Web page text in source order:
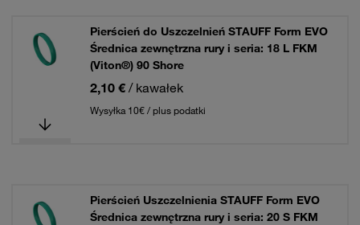
Pierścień do Uszczelnień STAUFF Form EVO
Średnica zewnętrzna rury i seria: 18 L FKM
(Viton®) 90 Shore
2,10 € / kawałek
Wysyłka 10€ / plus podatki
Pierścień Uszczelnienia STAUFF Form EVO
Średnica zewnętrzna rury i seria: 20 S FKM